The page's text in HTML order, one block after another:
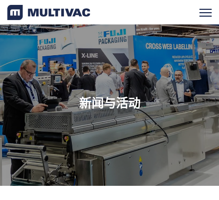
产品检索
产品概览
服务支持
新闻与活动
最新消息
近期活动
新闻与活动